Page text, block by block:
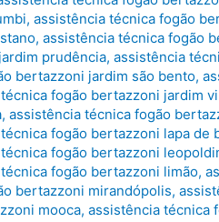
, assistência técnica fogão
, assistência técnica fogão
prudência, assistência
bertazzoni jardim são bento,
fogão bertazzoni jardim
, assistência técnica fogão
fogão bertazzoni lapa de
fogão bertazzoni
fogão bertazzoni limão,
bertazzoni mirandópolis,
mooca, assistência técnica